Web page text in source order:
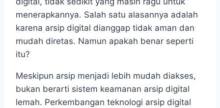
menerapkannya. Salah satu alasannya adalah
karena arsip digital dianggap tidak aman dan
mudah diretas. Namun apakah benar seperti
itu?
Meskipun arsip menjadi lebih mudah diakses,
bukan berarti sistem keamanan arsip digital
lemah. Perkembangan teknologi arsip digital